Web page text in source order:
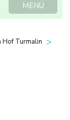
MENÜ
Hof Turmalin >